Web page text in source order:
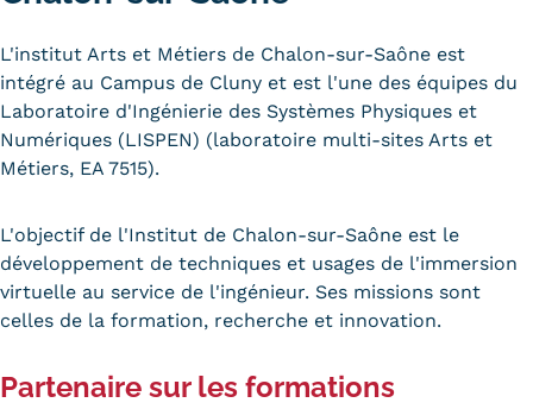
BFC
Nos centres administratifs
Quoi de neuf au Cnam BFC?
Agenda
Revue de presse
Contact
L'institut Arts et Métiers de Chalon-sur-Saône est
intégré au Campus de Cluny et est l'une des équipes du
Laboratoire d'Ingénierie des Systèmes Physiques et
Numériques (LISPEN) (laboratoire multi-sites Arts et
Métiers, EA 7515).
L'objectif de l'Institut de Chalon-sur-Saône est le
développement de techniques et usages de l'immersion
virtuelle au service de l'ingénieur. Ses missions sont
celles de la formation, recherche et innovation.
Partenaire sur les formations